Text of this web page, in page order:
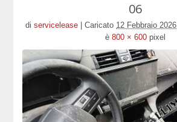
06
di servicelease Caricato 12 Febbraio 2026
è 800 × 600 pixel